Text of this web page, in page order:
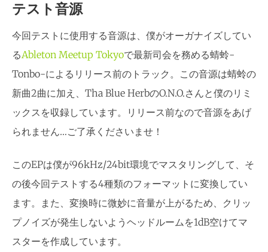
テスト音源
今回テストに使用する音源は、僕がオーガナイズしてい
るAbleton Meetup Tokyoで最新司会を務める蜻蛉-
Tonbo-によるリリース前のトラック。この音源は蜻蛉の
新曲2曲に加え、Tha Blue HerbのO.N.O.さんと僕のリミ
ックスを収録しています。リリース前なので音源をあげ
られません…ご了承くださいませ！
このEPは僕が96kHz/24bit環境でマスタリングして、そ
の後今回テストする4種類のフォーマットに変換してい
ます。また、変換時に微妙に音量が上がるため、クリッ
プノイズが発生しないようヘッドルームを1dB空けてマ
スターを作成しています。